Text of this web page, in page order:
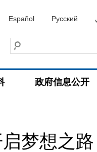
Español Русский
政府信息公开
梦想之路